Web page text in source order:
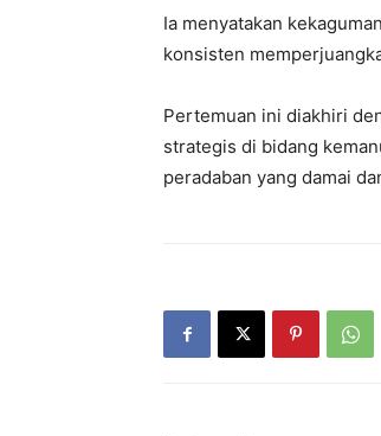
Ia menyatakan
konsisten
Pertemuan ini diakhiri
strategis di bidang
peradaban yang damai